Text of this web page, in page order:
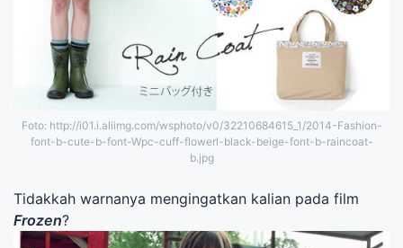
Foto: http://i01.i.aliimg.com/wsphoto/v0/32210684615_1/2014-Fashion-
font-b-cute-b-font-Wpc-cuff-flowerl-black-beige-font-b-raincoat-
b.jpg
Tidakkah warnanya mengingatkan kalian pada film
Frozen?